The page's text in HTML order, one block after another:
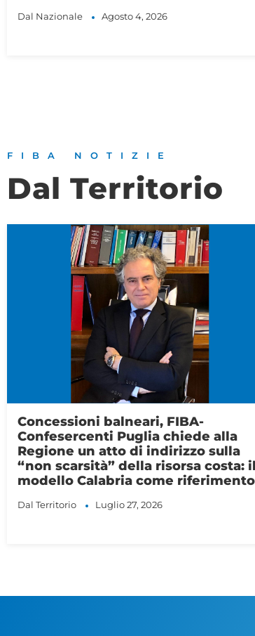
Dal Nazionale Luglio 31, 2026
FIBA NOTIZIE
Dal Territorio
Confesercenti Lombardia Orientale:
caldo estremo, “L’afa è un costo
anche per le imprese bresciane.
Impatto potenziale fino a 250
milioni di euro l’anno”
Dal Territorio Luglio 20, 2026